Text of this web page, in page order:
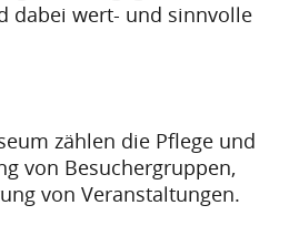
dabei wert- und sinnvolle
zählen die Pflege und
von Besuchergruppen,
von Veranstaltungen.